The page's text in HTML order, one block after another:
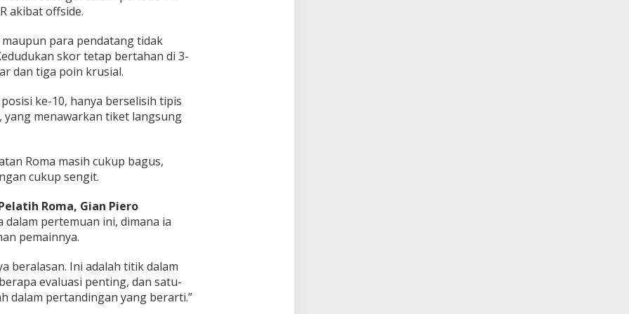
akibat offside.
para pendatang tidak
skor tetap bertahan di 3-
dan tiga poin krusial.
ke-10, hanya berselisih tipis
yang menawarkan tiket langsung
Roma masih cukup bagus,
cukup sengit.
Roma, Gian Piero
pertemuan ini, dimana ia
pemainnya.
beralasan. Ini adalah titik dalam
evaluasi penting, dan satu-
dalam pertandingan yang berarti.”